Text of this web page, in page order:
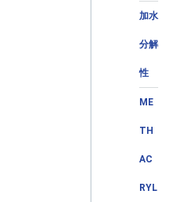
加水
分解
性
ME
TH
AC
RYL